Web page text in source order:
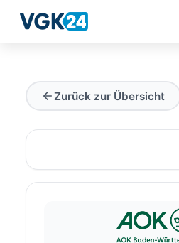
Zurück zur Übersicht